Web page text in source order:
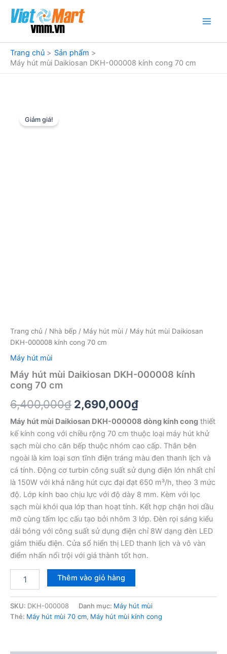
dung
Trang chủ
Sản phẩm
Máy hút mùi Daikiosan DKH-000008 kính cong 70 cm
Giảm giá!
Trang chủ / Nhà bếp / Máy hút mùi / Máy hút mùi Daikiosan
DKH-000008 kính cong 70 cm
Máy hút mùi
Máy hút mùi Daikiosan DKH-000008 kính
cong 70 cm
6,400,000₫ Giá
gốc
là:
6,400,000₫.
2,690,000₫Giá
hiện
tại
là:
2,690,000₫.
Máy hút mùi Daikiosan DKH-000008 dòng kính cong thiết
kế kính cong với chiều rộng 70 cm thuộc loại máy hút khử
sạch mùi cho căn bếp thuộc nhóm cao cấp. Thân bên
ngoài là kim loại sơn tĩnh điện tráng màu đen thanh lịch và
cá tính. Động cơ turbin công suất sử dụng điện lớn nhất chỉ
là 150W với khả năng hút cực đại đạt 650 m³/h, theo 3 mức
độ. Lớp kính bao chịu lực với độ dày 8 mm. Kèm với lọc
sạch mùi khói qua lớp than hoạt tính. Kết hợp chặn hơi dầu
mỡ cùng tấm lọc cấu tạo bởi nhôm 3 lớp. Đèn rọi sáng kiểu
dải bóng với công suất sử dụng điện chỉ 8W dạng đèn LED
giảm thiểu điện. Cửa sổ hiển thị LED thanh lịch và vô vàn
điểm nhấn nổi trội với giá thành tốt hơn.
Daikiosan
DKH-
Thêm vào giỏ hàng
SKU: DKH-000008 Danh mục: Máy hút mùi
Thẻ: Máy hút mùi 70 cm, Máy hút mùi kính cong